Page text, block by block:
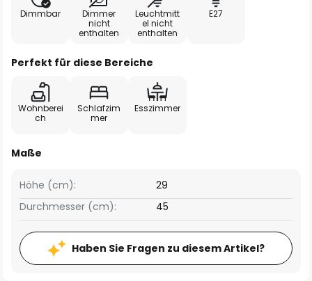
Dimmbar
Dimmer
nicht
enthalten
Leuchtmitt
el nicht
enthalten
E27
Perfekt für diese Bereiche
Wohnberei
ch
Schlafzim
mer
Esszimmer
Maße
Höhe (cm):
29
Durchmesser (cm):
45
Haben Sie Fragen zu diesem Artikel?